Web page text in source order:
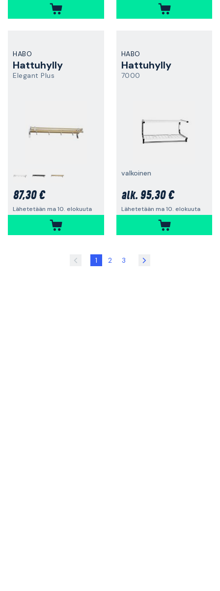
HABO
Hattuhylly
Elegant Plus
87,30 €
Lähetetään ma 10. elokuuta
HABO
Hattuhylly
7000
valkoinen
alk. 95,30 €
Lähetetään ma 10. elokuuta
1 2 3